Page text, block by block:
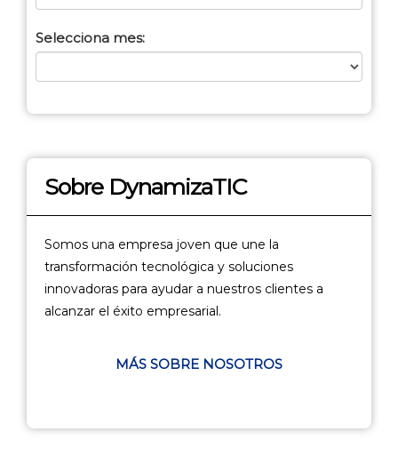
Selecciona mes:
Sobre DynamizaTIC
Somos una empresa joven que une la
transformación tecnológica y soluciones
innovadoras para ayudar a nuestros clientes a
alcanzar el éxito empresarial.
MÁS SOBRE NOSOTROS